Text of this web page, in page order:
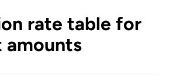
rate table for